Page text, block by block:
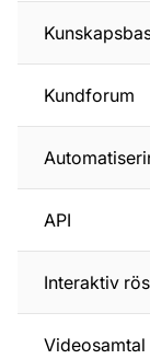
Kundforum
API
Interaktiv
Videosamtal